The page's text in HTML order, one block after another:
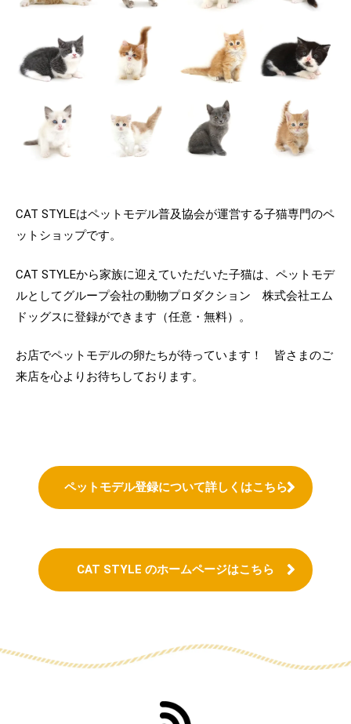
CAT STYLEはペットモデル普及協会が運営する子猫専門のペ
ットショップです。
CAT STYLEから家族に迎えていただいた子猫は、ペットモデ
ルとしてグループ会社の動物プロダクション 株式会社エム
ドッグスに登録ができます（任意・無料）。
お店でペットモデルの卵たちが待っています！ 皆さまのご
来店を心よりお待ちしております。
ペットモデル登録について詳しくはこちら
CAT STYLE のホームページはこちら